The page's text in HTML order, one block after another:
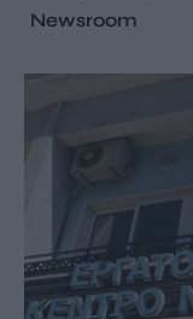
Newsroom